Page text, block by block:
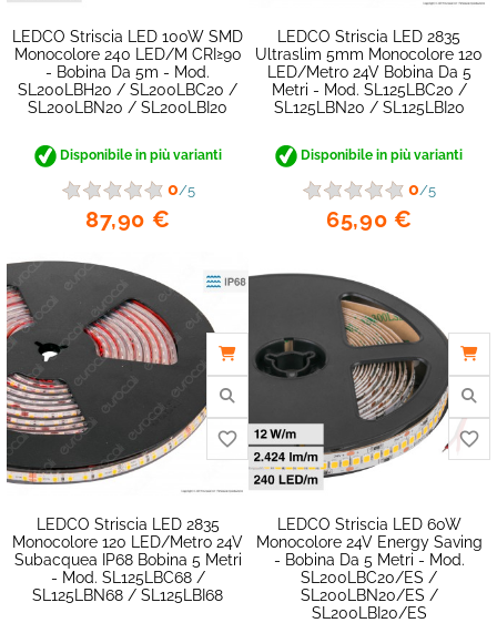
favorite_border
LEDCO Striscia LED 100W SMD
Monocolore 240 LED/m CRI≥90
- Bobina Da 5m - Mod.
SL200LBH20 / SL200LBC20 /
SL200LBN20 / SL200LBI20
Disponibile in più varianti
0/5
87,90 €
LEDCO Striscia LED 2835
Ultraslim 5mm Monocolore 120
LED/metro 24V Bobina Da 5
Metri - Mod. SL125LBC20 /
SL125LBN20 / SL125LBI20
Disponibile in più varianti
0/5
65,90 €
LEDCO Striscia LED 2835
Monocolore 120 LED/metro 24V
Subacquea IP68 Bobina 5 Metri
- Mod. SL125LBC68 /
SL125LBN68 / SL125LBI68
LEDCO Striscia LED 60W
Monocolore 24V Energy Saving
- Bobina Da 5 Metri - Mod.
SL200LBC20/ES /
SL200LBN20/ES /
SL200LBI20/ES